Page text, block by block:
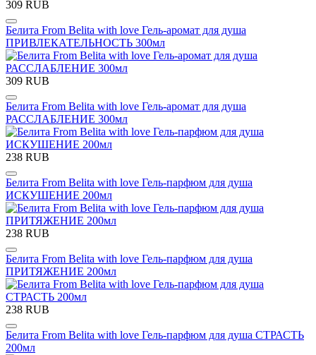
309 RUB
Белита From Belita with love Гель-аромат для душа
ПРИВЛЕКАТЕЛЬНОСТЬ 300мл
309 RUB
Белита From Belita with love Гель-аромат для душа
РАССЛАБЛЕНИЕ 300мл
238 RUB
Белита From Belita with love Гель-парфюм для душа
ИСКУШЕНИЕ 200мл
238 RUB
Белита From Belita with love Гель-парфюм для душа
ПРИТЯЖЕНИЕ 200мл
238 RUB
Белита From Belita with love Гель-парфюм для душа СТРАСТЬ
200мл